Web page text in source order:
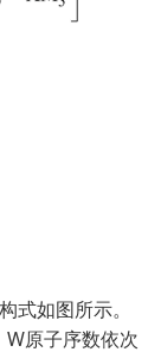
式如图所示。
W原子序数依次